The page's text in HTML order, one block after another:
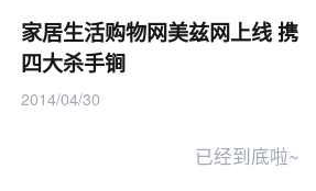
家居生活购物网美兹网上线 携
四大杀手锏
2014/04/30
已经到底啦~